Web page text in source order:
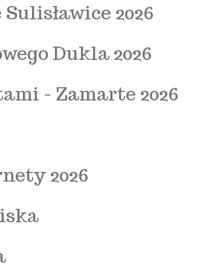
2026
Dukla 2026
- Zamarte 2026
2026